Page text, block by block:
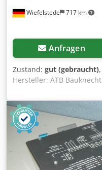
Wiefelstede 717 km
Anfragen
Zustand: gut (gebraucht)
Hersteller: ATB
-Typ: EAY 100L/4C-12 -
U/min Dsdsv Ha Dwjpfx
Bauform: B3 -
365/250/H205 mm -